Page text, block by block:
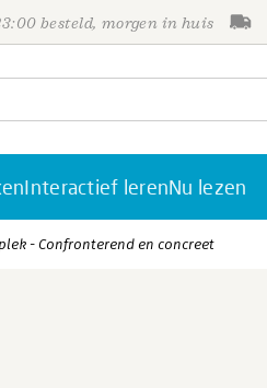
besteld, morgen in huis
Interactief lerenNu lezen
- Confronterend en concreet